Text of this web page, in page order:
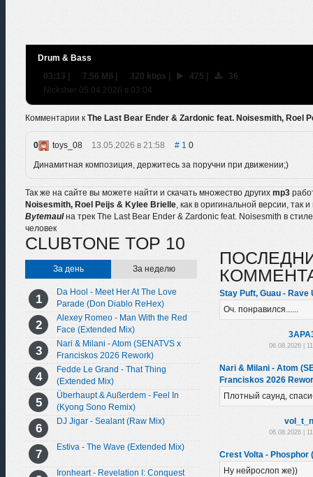
Drum & Bass
03:13 | 7.56 Мб | 320 kbps | 475 |
36
Nicksher 05.04.2026 в 03:04
Комментарии к The Last Bear Ender & Zardonic feat. Noisesmith, Roel
0 toys_08 13.05.2026 в 21:58 10
Динамитная композиция, держитесь за поручни при движении;)
Так же на сайте вы можете найти и скачать множество других mp3
Noisesmith, Roel Peijs & Kylee Brielle, как в оригинальной версии, так
Bytemaulна трек The Last Bear Ender & Zardonic feat. Noisesmith в
человек
CLUBTONE TOP 10
За день За неделю
Da Hool - Meet Her At The Love
Parade (Don Diablo ReHex)
Alexey Romeo - Man With the Red
Face (Extended Mix)
Nari & Milani - Atom (SENATVS x
Franciskos 2026 Rework)
Fedde Le Grand - That Thing
(Extended Mix)
Überhaupt & Außerdem - Feel In
(Kyong Sono Remix)
DJ Jigar - Sealant (Raw Mix)
Estiva - The Wave (Extended Mix)
Ironheart - Revelation I: Conquest
Stay Puft, Guau - Rave
Оч. понравился......
06.08.2026 |
Nari & Milani - Atom
Franciskos 2026
Плотный саунд,
06.08.2026 |
Crest Volta - Phosphor
Ну нейрослоп же))